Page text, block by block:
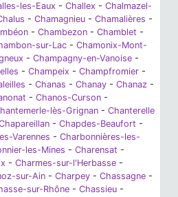
les-Eaux - Challex - Chalmazel-
- Chamagnieu - Chamalières -
- Chambezon - Chamblet -
sur-Lac - Chamonix-Mont-
- Champagny-en-Vanoise -
- Champeix - Champfromier -
- Chanas - Chanay - Chanaz -
- Chanos-Curson -
lès-Grignan - Chanterelle
- Chapdes-Beaufort -
Varennes - Charbonnières-les-
les-Mines - Charensat -
- Charmes-sur-l'Herbasse -
sur-Ain - Charpey - Chassagne -
sur-Rhône - Chassieu -